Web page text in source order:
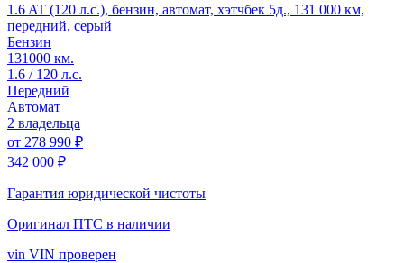
1.6 AT (120 л.с.), бензин, автомат, хэтчбек 5д., 131 000 км,
передний, серый
Бензин
131000 км.
1.6 / 120 л.с.
Передний
Автомат
2 владельца
от 278 990 ₽
342 000 ₽
Гарантия юридической чистоты
Оригинал ПТС в наличии
vin VIN проверен